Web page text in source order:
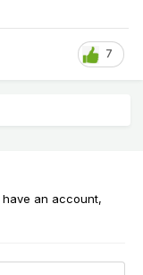
7
an account,